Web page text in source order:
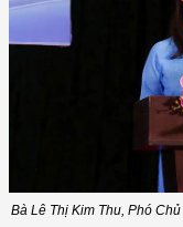
Bà Lê Thị Kim Thu, Phó